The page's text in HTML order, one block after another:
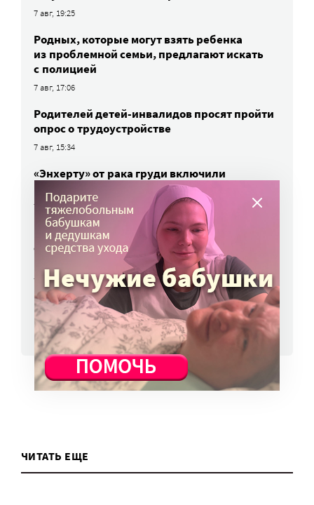
7 авг, 19:25
Родных, которые могут взять ребенка
из проблемной семьи, предлагают искать
с полицией
7 авг, 17:06
Родителей детей-инвалидов просят пройти
опрос о трудоустройстве
7 авг, 15:34
«Энхерту» от рака груди включили
в перечень жизненно важных препаратов
7 авг, 15:15
НКО часто рискуют нарушить закон
о персональных данных. Как этого
7 авг, 13:13
ВСЕ НОВОСТИ
ЧИТАТЬ ЕЩЕ